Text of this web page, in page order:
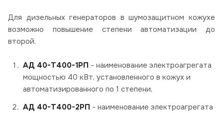
Для дизельных генераторов в шумозащитном кожухе
возможно повышение степени автоматизации до
второй.
АД 40-Т400-1РП - наименование электроагрегата
мощностью 40 кВт, установленного в кожух и
автоматизированного по 1 степени,
АД 40-Т400-2РП - наименование электроагрегата